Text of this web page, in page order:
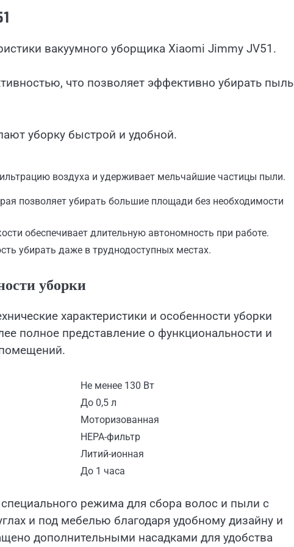
вакуумного уборщика Xiaomi Jimmy JV51.
что позволяет эффективно убирать пыль
уборку быстрой и удобной.
воздуха и удерживает мельчайшие частицы пыли.
позволяет убирать большие площади без необходимости
обеспечивает длительную автономность при работе.
убирать даже в труднодоступных местах.
уборки
характеристики и особенности уборки
полное представление о функциональности и
Не менее 130 Вт
До 0,5 л
Моторизованная
HEPA-фильтр
Литий-ионная
До 1 часа
режима для сбора волос и пыли с
и под мебелью благодаря удобному дизайну и
дополнительными насадками для удобства